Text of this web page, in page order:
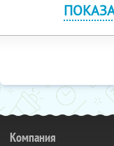
Компания